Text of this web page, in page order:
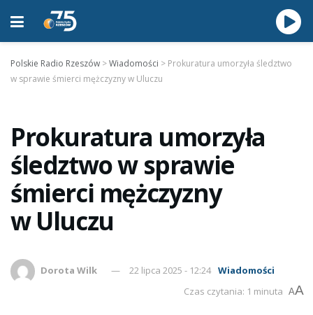
Polskie Radio Rzeszów >Wiadomości > Prokuratura umorzyła śledztwo
w sprawie śmierci mężczyzny w Uluczu
Prokuratura umorzyła
śledztwo w sprawie
śmierci mężczyzny
w Uluczu
Dorota Wilk 22 lipca 2025 - 12:24 Wiadomości
Czas czytania: 1 minuta AA